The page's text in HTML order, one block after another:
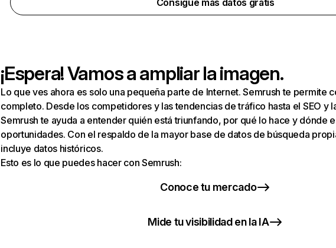
Consigue más datos gratis
¡Espera! Vamos a ampliar la imagen.
Lo que ves ahora es solo una pequeña parte de Internet. Semrush te permite
completo. Desde los competidores y las tendencias de tráfico hasta el SEO y
Semrush te ayuda a entender quién está triunfando, por qué lo hace y dónde
oportunidades. Con el respaldo de la mayor base de datos de búsqueda
incluye datos históricos.
Esto es lo que puedes hacer con Semrush:
Conoce tu mercado
Mide tu visibilidad en la IA